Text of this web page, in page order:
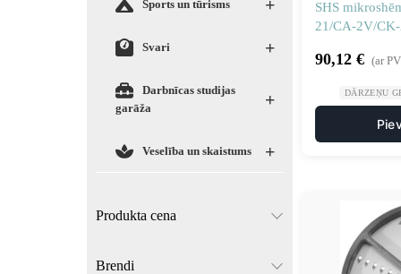
+
Sports un tūrisms
+
Svari
+
Darbnīcas studijas
garāža
+
Veselība un skaistums
Produkta cena
Brendi
SHS
21/CA-2V/
90,12 € (ar
DĀRZEŅU